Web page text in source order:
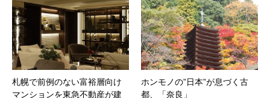
札幌で前例のない富裕層向け
マンションを東急不動産が建
ホンモノの”日本”が息づく古
都、「奈良」